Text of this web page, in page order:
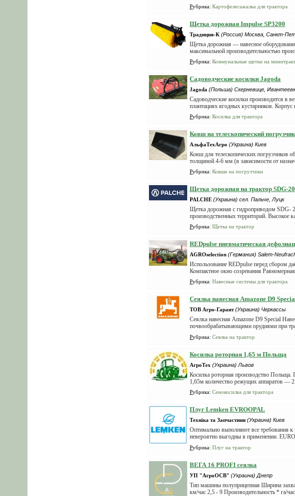
Рубрика: Картофелесажалка для трактора
Щетка дорожная Impulse SP3200
Традиция-К (Россия) Москва, Санкт-
Щетка дорожная — навесное
максимальной производительностью
Рубрика: Коммунальные щетки на
Садоводческие косилки Jagoda
Jagoda (Польша) Скерневице,
Садоводческие косилки производится в
плантациях ягодных кустарников. Корпус
Рубрика: Косилка для трактора
Ковш на телескопический
АльфаТехАгро (Украина) Киев
Ковш для телескопических погрузчиков
толщиной 4-6 мм (в зависимости от
Рубрика: Ковши на погрузчики
Щетка дорожная на трактор SDG-
PALCHE (Украина) сел. Пальче, Луцк
Щетка дорожная с гидроприводом SDG-
производственных территорий. Высокое
Рубрика: Щетка на трактор
REDpulse пневматическая
AGROselection (Германия) Salem-
Использование REDpulse перед сбором
Компактное окно созревания
Рубрика: Навесные системы для трактора
Сеялка навесная Amazone D9
ТОВ Агро-Гарант (Украина) Черкассы
Сеялка навесная Amazone D9 Special
почвообрабатывающими орудиями при
Рубрика: Сеялка на трактор
Косилка роторная 1,65 м Польща
АгроТех (Украина) Львов
Косилка роторная производство Польща.
1,65м количество режущих аппаратов —
Рубрика: Сенокосилка для трактора
Плуг Lemken EVROOPAL
Техніка та Запчастини (Украина) Киев
Оптимально выполняют все требования
невероятно выгодны в применении.
Рубрика: Плуг на трактор
ВЕГА 16 PROFI сеялка
УП "АгроОСВ" (Украина) Днепр
Тип машины полуприцепная Ширина
км/час 2,5 - 9 Производительность * га/